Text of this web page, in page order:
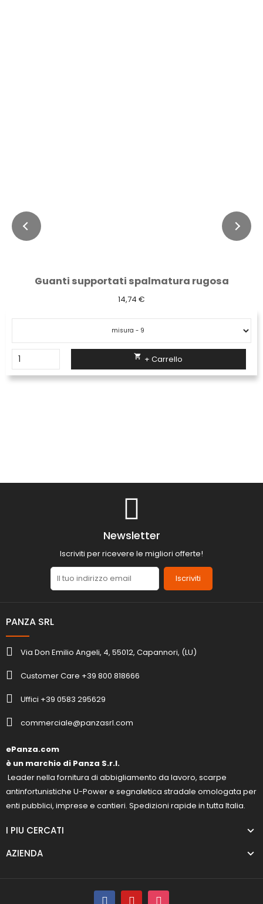
Guanti supportati spalmatura rugosa
14,74 €
 + Carrello
Newsletter
Iscriviti per ricevere le migliori offerte!
Iscriviti
PANZA SRL
Via Don Emilio Angeli, 4, 55012, Capannori, (LU)
Customer Care +39 800 818666
Uffici +39 0583 295629
commerciale@panzasrl.com
ePanza.com
è un marchio di Panza S.r.l.
Leader nella fornitura di abbigliamento da lavoro, scarpe
antinfortunistiche U-Power e segnaletica stradale omologata per
enti pubblici, imprese e cantieri. Spedizioni rapide in tutta Italia.
I PIU CERCATI
AZIENDA